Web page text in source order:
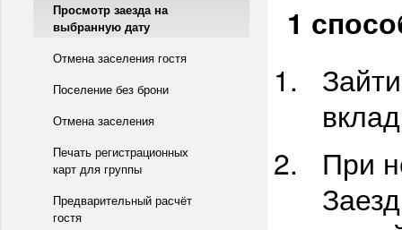
Просмотр заезда на
выбранную дату
Отмена заселения гостя
Поселение без брони
Отмена заселения
Печать регистрационных
карт для группы
Предварительный расчёт
гостя
1
При